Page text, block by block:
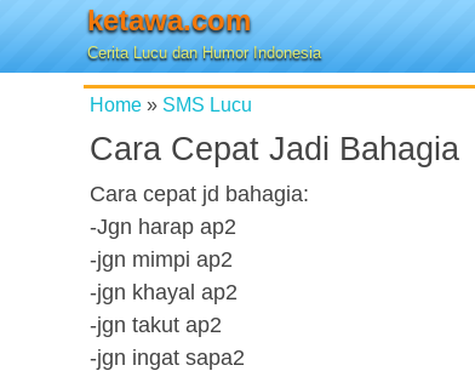
ketawa.com
Cerita Lucu dan Humor Indonesia
Home » SMS Lucu
Cara Cepat Jadi Bahagia
Cara cepat jd bahagia:
-Jgn harap ap2
-jgn mimpi ap2
-jgn khayal ap2
-jgn takut ap2
-jgn ingat sapa2